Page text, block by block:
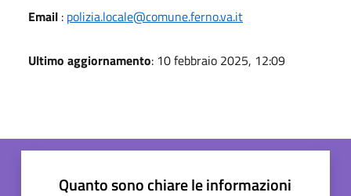
Email : polizia.locale@comune.ferno.va.it
Ultimo aggiornamento: 10 febbraio 2025, 12:09
Quanto sono chiare le informazioni